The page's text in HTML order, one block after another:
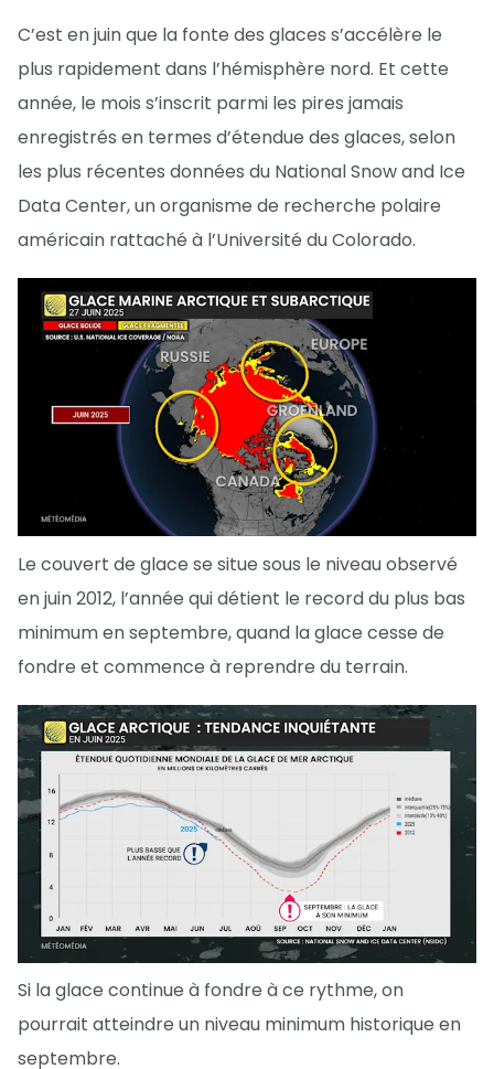
C’est en juin que la fonte des glaces s’accélère le
plus rapidement dans l’hémisphère nord. Et cette
année, le mois s’inscrit parmi les pires jamais
enregistrés en termes d’étendue des glaces, selon
les plus récentes données du National Snow and Ice
Data Center, un organisme de recherche polaire
américain rattaché à l’Université du Colorado.
Le couvert de glace se situe sous le niveau observé
en juin 2012, l’année qui détient le record du plus bas
minimum en septembre, quand la glace cesse de
fondre et commence à reprendre du terrain.
Si la glace continue à fondre à ce rythme, on
pourrait atteindre un niveau minimum historique en
septembre.